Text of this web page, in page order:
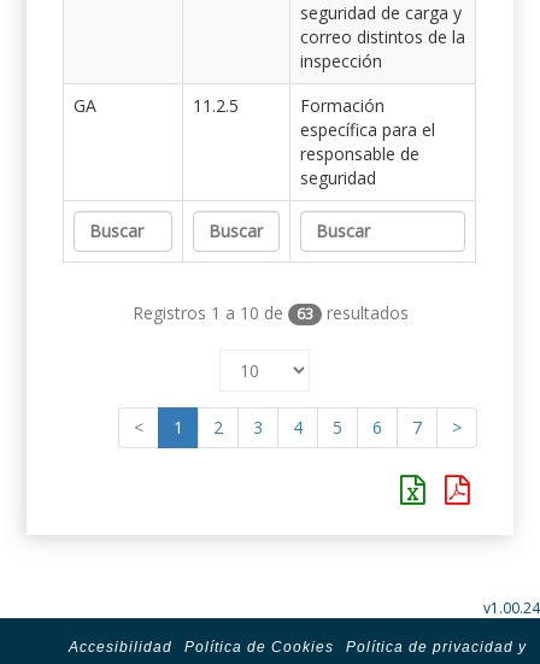
seguridad de carga y
correo distintos de la
inspección
GA
11.2.5
Formación
específica para el
responsable de
seguridad
Registros 1 a 10 de 63 resultados
< 1 2 3 4 5 6 7 >
v1.00.24
Accesibilidad Política de Cookies
Política de privacidad y